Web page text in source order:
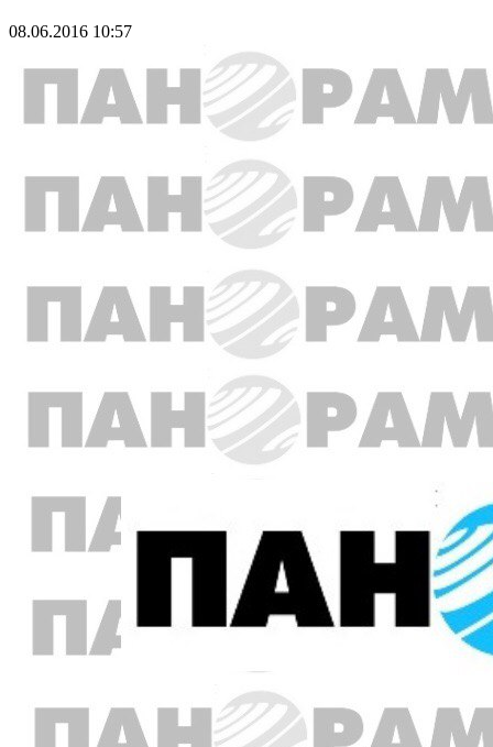
08.06.2016 10:57